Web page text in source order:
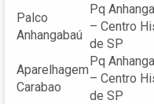
Palco
Anhangabaú
Pq
– Centro
de SP
Aparelhagem
Carabao
Pq
– Centro
de SP